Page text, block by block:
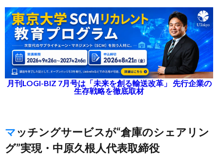
月刊LOGI-BIZ 7月号は「未来を創る輸送改革」 先行企業の
生存戦略を徹底取材
マッチングサービスが“倉庫のシェアリン
グ”実現・中原久根人代表取締役